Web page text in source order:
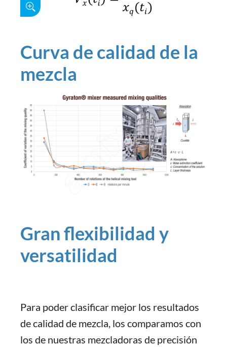
Curva de calidad de la
mezcla
Gran flexibilidad y
versatilidad
Para poder clasificar mejor los resultados
de calidad de mezcla, los comparamos con
los de nuestras mezcladoras de precisión